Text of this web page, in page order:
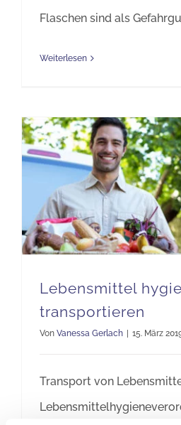
Flaschen sind als
Weiterlesen
Lebensmittel
transportieren
Von Vanessa Gerlach 15. März
Transport von